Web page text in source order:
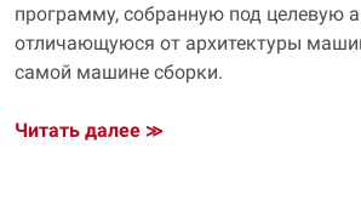
программу, собранную под целевую
отличающуюся от архитектуры
самой машине сборки.
Читать далее ≫